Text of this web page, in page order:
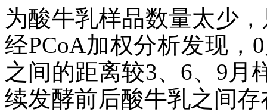
为酸牛乳样品数量太少
经PCoA加权分析发现，
之间的距离较3、6、9月
续发酵前后酸牛乳之间